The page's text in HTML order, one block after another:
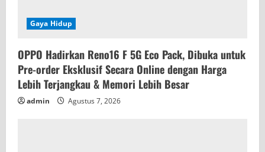
Gaya Hidup
OPPO Hadirkan Reno16 F 5G Eco Pack, Dibuka untuk
Pre-order Eksklusif Secara Online dengan Harga
Lebih Terjangkau & Memori Lebih Besar
admin Agustus 7, 2026